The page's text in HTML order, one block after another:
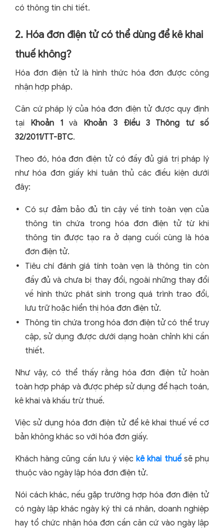
có thông tin chi tiết.
2. Hóa đơn điện tử có thể dùng để kê khai
thuế không?
Hóa đơn điện tử là hình thức hóa đơn được công
nhận hợp pháp.
Căn cứ pháp lý của hóa đơn điện tử được quy định
tại Khoản 1và Khoản 3 Điều 3 Thông tư số
32/2011/TT-BTC.
Theo đó, hóa đơn điện tử có đầy đủ giá trị pháp lý
như hóa đơn giấy khi tuân thủ các điều kiện dưới
đây:
Có sự đảm bảo đủ tin cậy về tính toàn vẹn của
thông tin chứa trong hóa đơn điện tử từ khi
thông tin được tạo ra ở dạng cuối cùng là hóa
đơn điện tử.
Tiêu chí đánh giá tính toàn vẹn là thông tin còn
đầy đủ và chưa bị thay đổi, ngoài những thay đổi
về hình thức phát sinh trong quá trình trao đổi,
lưu trữ hoặc hiển thị hóa đơn điện tử.
Thông tin chứa trong hóa đơn điện tử có thể truy
cập, sử dụng được dưới dạng hoàn chỉnh khi cần
thiết.
Như vậy, có thể thấy rằng hóa đơn điện tử hoàn
toàn hợp pháp và được phép sử dụng để hạch toán,
kê khai và khấu trừ thuế.
Việc sử dụng hóa đơn điện tử để kê khai thuế về cơ
bản không khác so với hóa đơn giấy.
Khách hàng cũng cần lưu ý việckê khai thuếsẽ phụ
thuộc vào ngày lập hóa đơn điện tử.
Nói cách khác, nếu gặp trường hợp hóa đơn điện tử
có ngày lập khác ngày ký thì cá nhân, doanh nghiệp
hay tổ chức nhận hóa đơn cần căn cứ vào ngày lập